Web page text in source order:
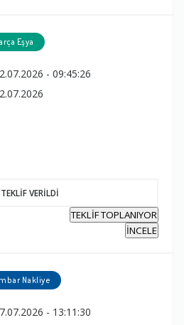
Eşya
- 09:45:26
TEKLİF VERİLDİ
TEKLİF TOPLANIYOR
İNCELE
Nakliye
- 13:11:30